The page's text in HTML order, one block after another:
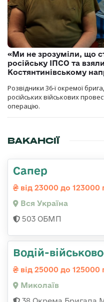
«Ми не зрозуміли, що
російську ІПСО та
Костянтинівському
Розвідники 36-ї окремої
російських військових
операцію.
ВАКАНСІЇ
Сапер
від 23000 до 123000
Вся Україна
503 ОБМП
Водій-
від 25000 до 125000
Миколаїв